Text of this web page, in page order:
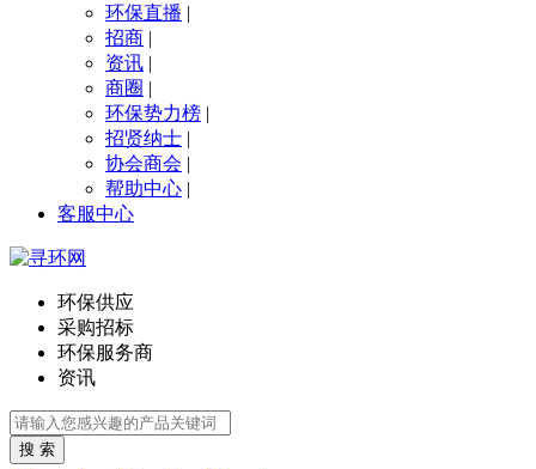
环保直播 |
招商 |
资讯 |
商圈 |
环保势力榜 |
招贤纳士 |
协会商会 |
帮助中心 |
客服中心
环保供应
采购招标
环保服务商
资讯
搜 索